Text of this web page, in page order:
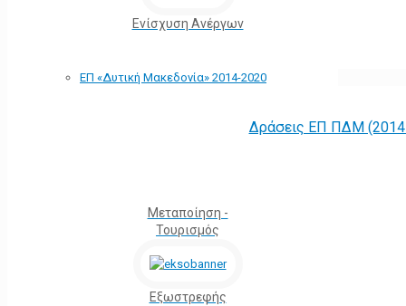
Ενίσχυση Ανέργων
ΕΠ «Δυτική Μακεδονία» 2014-2020
Δράσεις ΕΠ ΠΔΜ (2014
Μεταποίηση -
Τουρισμός
Εξωστρεφής